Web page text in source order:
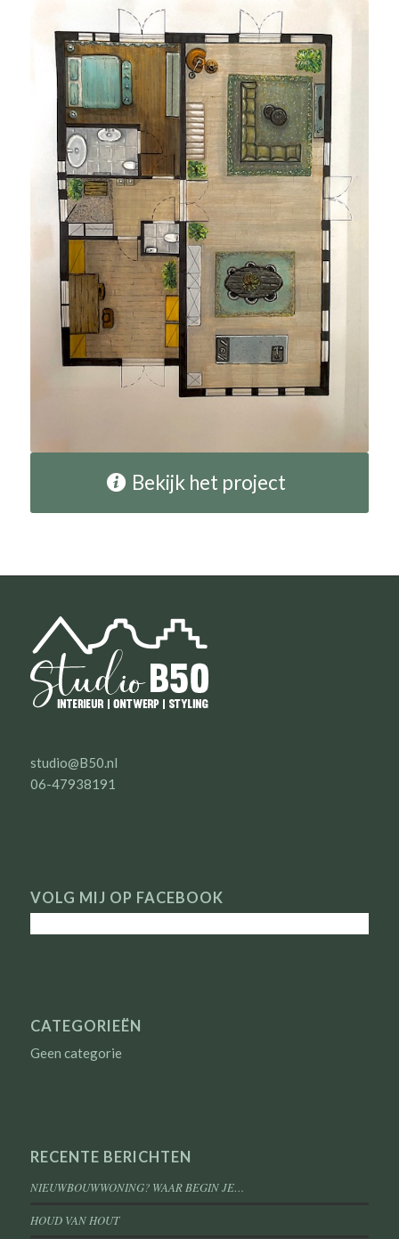
Bekijk het project
studio@B50.nl
06-47938191
VOLG MIJ OP FACEBOOK
CATEGORIEËN
Geen categorie
RECENTE BERICHTEN
NIEUWBOUWWONING? WAAR BEGIN JE…
HOUD VAN HOUT